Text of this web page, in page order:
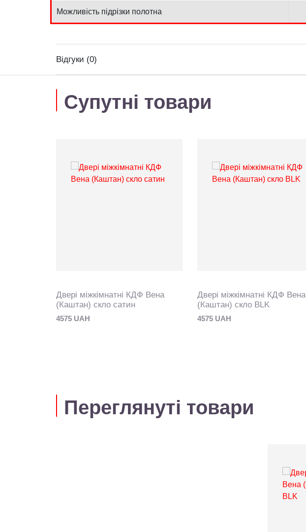
Можливість підрізки полотна
Відгуки (0)
Супутні товари
Двері міжкімнатні КДФ Вена
(Каштан) скло сатин
4575 UAH
Двері міжкімнатні КДФ Вена
(Каштан) скло BLK
4575 UAH
Переглянуті товари